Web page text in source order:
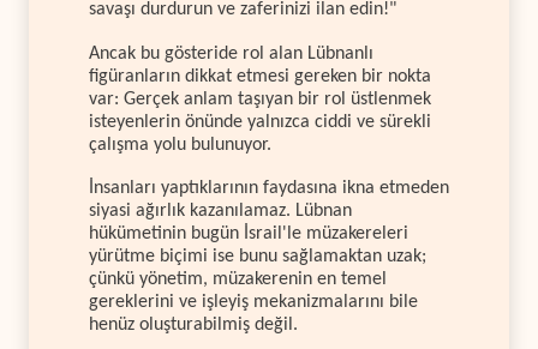
savaşı durdurun ve zaferinizi ilan edin!"
Ancak bu gösteride rol alan Lübnanlı
figüranların dikkat etmesi gereken bir nokta
var: Gerçek anlam taşıyan bir rol üstlenmek
isteyenlerin önünde yalnızca ciddi ve sürekli
çalışma yolu bulunuyor.
İnsanları yaptıklarının faydasına ikna etmeden
siyasi ağırlık kazanılamaz. Lübnan
hükümetinin bugün İsrail'le müzakereleri
yürütme biçimi ise bunu sağlamaktan uzak;
çünkü yönetim, müzakerenin en temel
gereklerini ve işleyiş mekanizmalarını bile
henüz oluşturabilmiş değil.